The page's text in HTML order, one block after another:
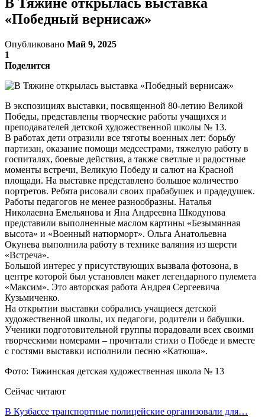
«Победный вернисаж»
Опубликовано Май 9, 2025
1
Поделится
В экспозициях выставки, посвященной 80-летию Великой
Победы, представлены творческие работы учащихся и
преподавателей детской художественной школы № 13.
В работах дети отразили все тяготы военных лет: борьбу
партизан, оказание помощи медсестрами, тяжелую работу в
госпиталях, боевые действия, а также светлые и радостные
моменты встречи, Великую Победу и салют на Красной
площади. На выставке представлено большое количество
портретов. Ребята рисовали своих прабабушек и прадедушек.
Работы педагогов не менее разнообразны. Наталья
Николаевна Емельянова и Яна Андреевна Шкодунова
представили выполненные маслом картины «Безымянная
высота» и «Военный натюрморт». Ольга Анатольевна
Окунева выполнила работу в технике валяния из шерсти
«Встреча».
Большой интерес у присутствующих вызвала фотозона, в
центре которой был установлен макет легендарного пулемета
«Максим». Это авторская работа Андрея Сергеевича
Кузьмиченко.
На открытии выставки собрались учащиеся детской
художественной школы, их педагоги, родители и бабушки.
Ученики подготовительной группы порадовали всех своими
творческими номерами – прочитали стихи о Победе и вместе
с гостями выставки исполнили песню «Катюша».
Фото: Тяжинская детская художественная школа № 13
Сейчас читают
В Кузбассе транспортные полицейские организовали для…